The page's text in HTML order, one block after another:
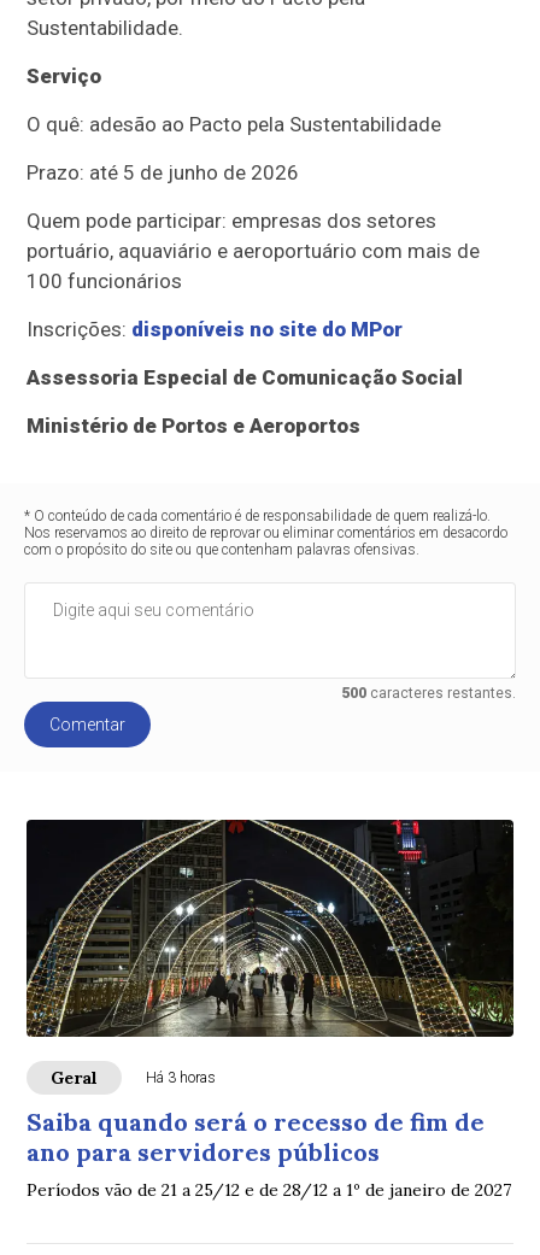
Sustentabilidade.
Serviço
O quê: adesão ao Pacto pela Sustentabilidade
Prazo: até 5 de junho de 2026
Quem pode participar: empresas dos setores
portuário, aquaviário e aeroportuário com mais de
100 funcionários
Inscrições: disponíveis no site do MPor
Assessoria Especial de Comunicação Social
Ministério de Portos e Aeroportos
* O conteúdo de cada comentário é de responsabilidade de quem realizá-lo.
Nos reservamos ao direito de reprovar ou eliminar comentários em desacordo
com o propósito do site ou que contenham palavras ofensivas.
500caracteres restantes.
Comentar
Geral Há 3 horas
Saiba quando será o recesso de fim de
ano para servidores públicos
Períodos vão de 21 a 25/12 e de 28/12 a 1º de janeiro de 2027